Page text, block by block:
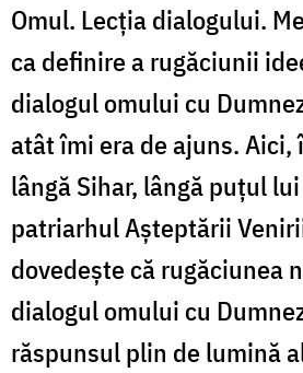
Omul. Lecția dialogului.
ca definire a rugăciunii
dialogul omului cu
atât îmi era de ajuns. Aici,
lângă Sihar, lângă puțul
patriarhul Așteptării
dovedește că rugăciunea
dialogul omului cu
răspunsul plin de lumină